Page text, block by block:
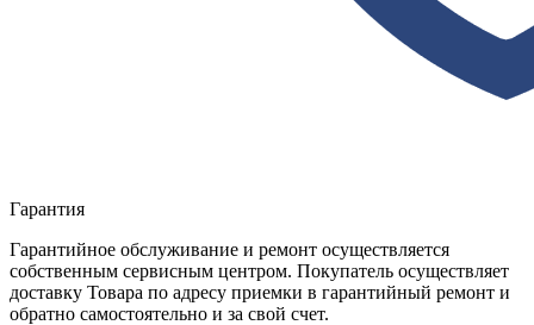
Гарантия
Гарантийное обслуживание и ремонт осуществляется
собственным сервисным центром. Покупатель осуществляет
доставку Товара по адресу приемки в гарантийный ремонт и
обратно самостоятельно и за свой счет.